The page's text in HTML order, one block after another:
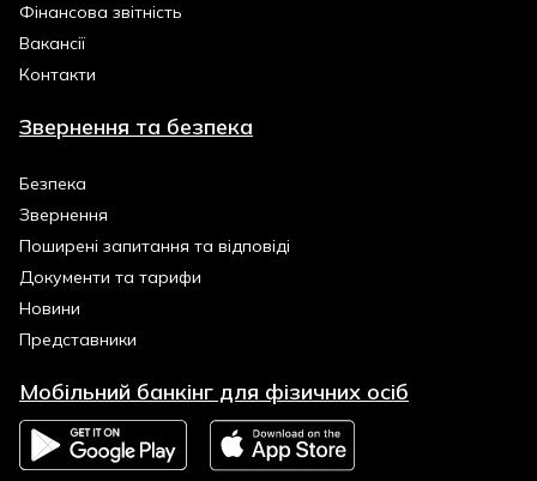
Фінансова звітність
Вакансії
Контакти
Звернення та безпека
Безпека
Звернення
Поширені запитання та відповіді
Документи та тарифи
Новини
Представники
Мобільний банкінг для фізичних осіб